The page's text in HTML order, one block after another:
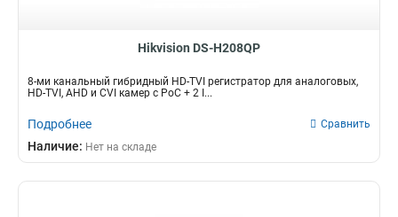
Hikvision DS-H208QP
8-ми канальный гибридный HD-TVI регистратор для аналоговых,
HD-TVI, AHD и CVI камер c PoC + 2 I...
Подробнее Сравнить
Наличие: Нет на складе